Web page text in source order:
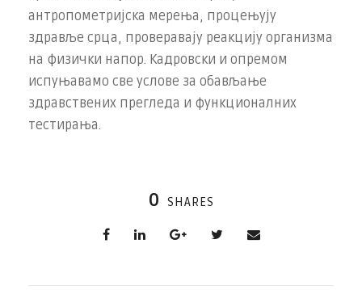
антропометријска мерења, процењују
здравље срца, проверавају реакцију организма
на физички напор. Кадровски и опремом
испуњавамо све услове за обављање
здравствених прегледа и функционалних
тестирања.
0 SHARES